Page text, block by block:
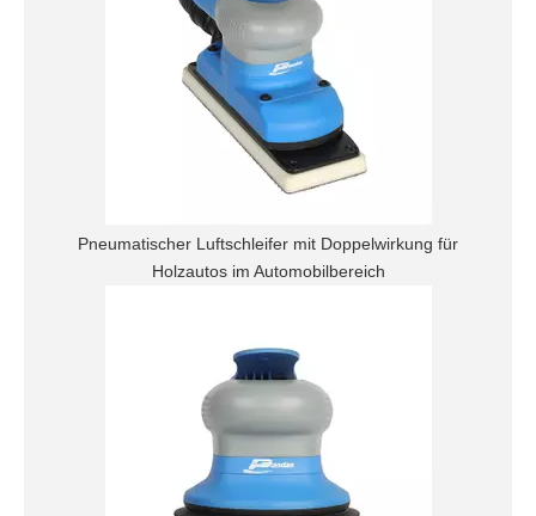
Pneumatischer Luftschleifer mit Doppelwirkung für
Holzautos im Automobilbereich